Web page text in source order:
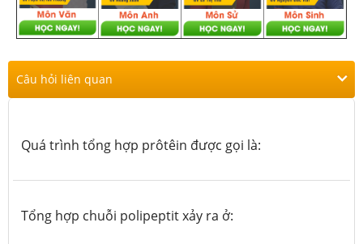
Câu hỏi liên quan
Quá trình tổng hợp prôtêin được gọi là:
Tổng hợp chuỗi polipeptit xảy ra ở: